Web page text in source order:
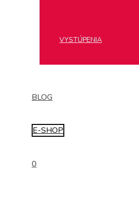
VYSTÚPENIA
BLOG
E-SHOP
0